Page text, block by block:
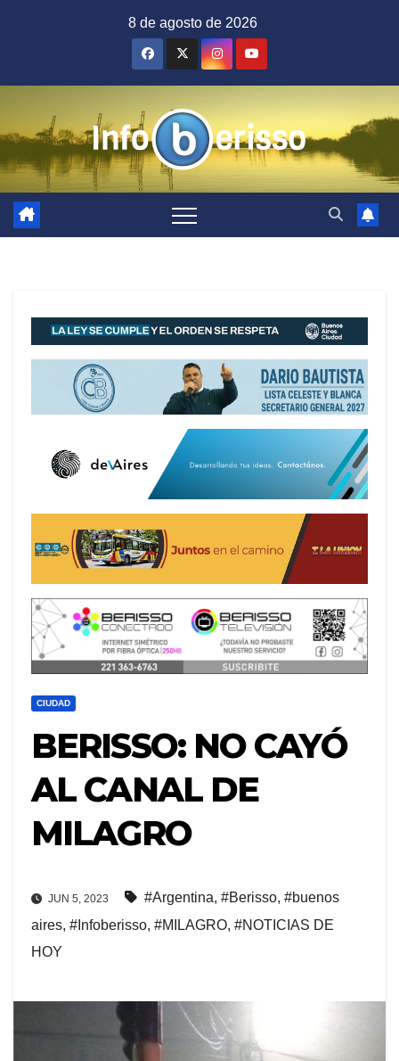
8 de agosto de 2026
CIUDAD
BERISSO: NO CAYÓ
AL CANAL DE
MILAGRO
JUN 5, 2023 #Argentina, #Berisso, #buenos
aires, #Infoberisso, #MILAGRO, #NOTICIAS DE
HOY